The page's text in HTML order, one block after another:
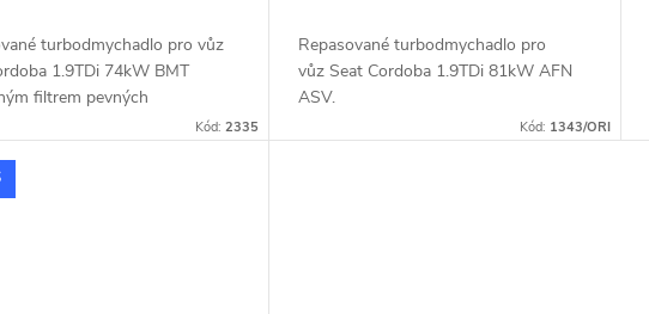
turbodmychadlo pro vůz
1.9TDi 74kW BMT
filtrem pevných
Kód: 2335
Repasované turbodmychadlo pro
vůz Seat Cordoba 1.9TDi 81kW AFN
ASV.
Kód: 1343/ORI